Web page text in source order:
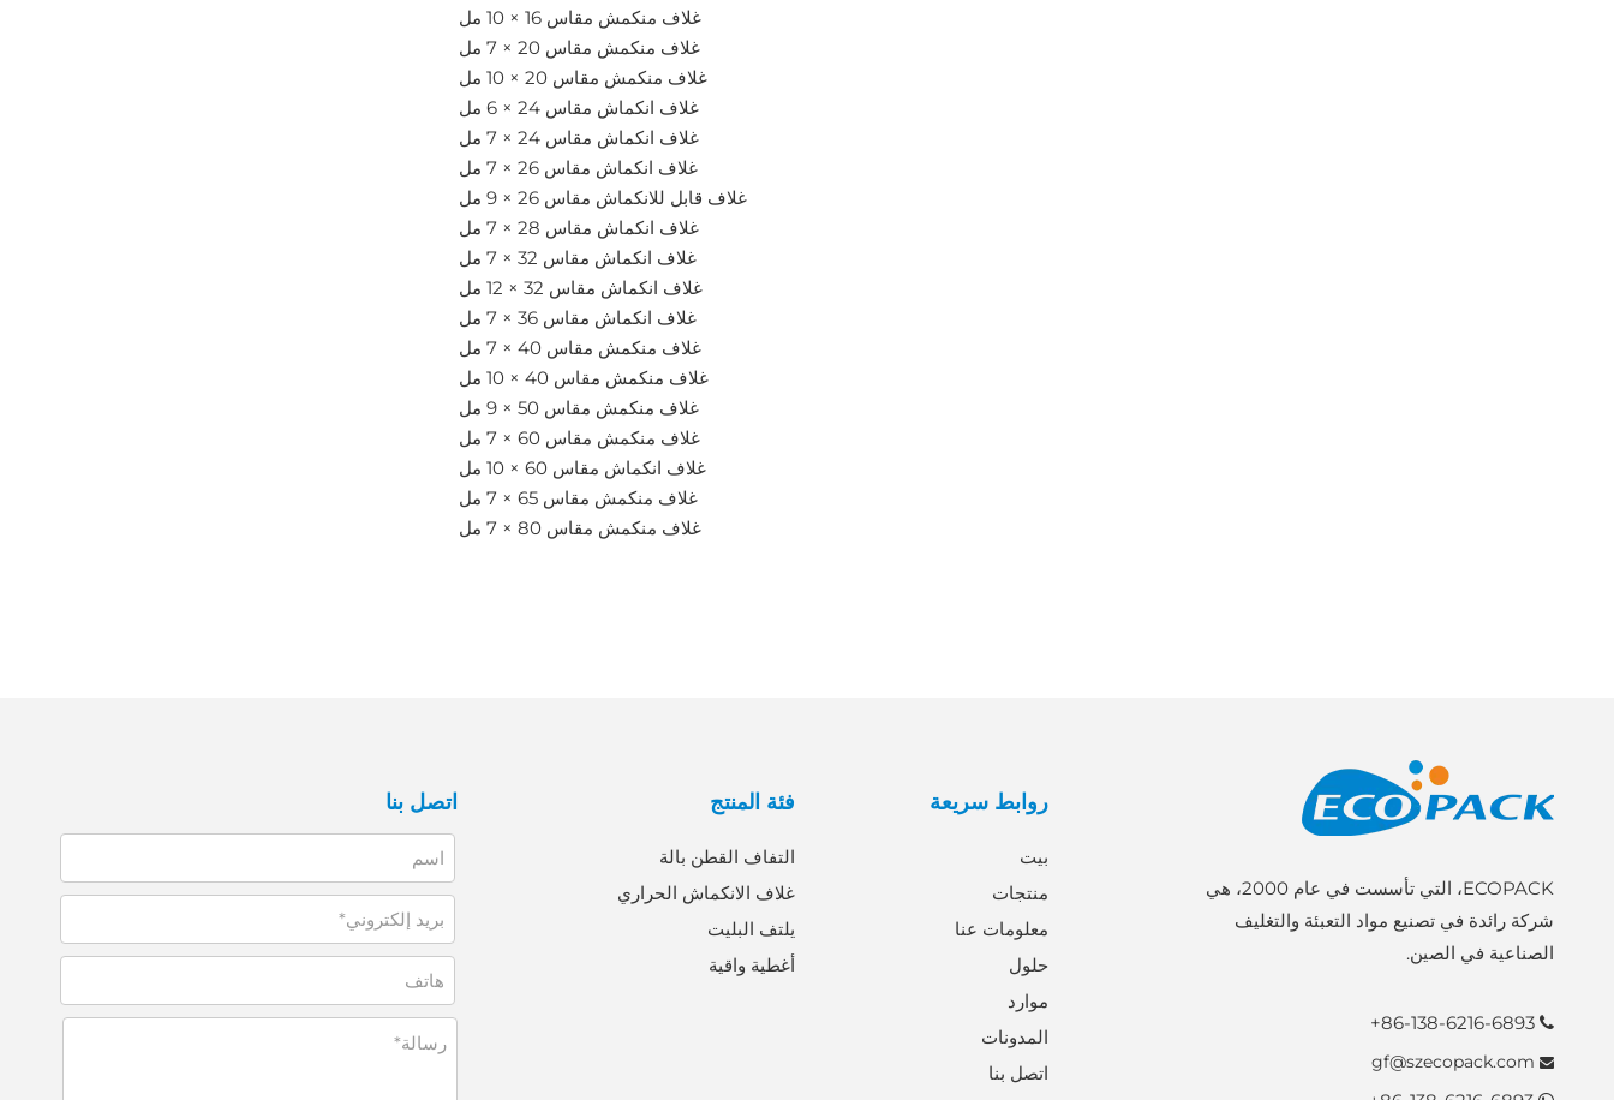
غلاف منكمش مقاس 16 × 10 مل
غلاف منكمش مقاس 20 × 7 مل
غلاف منكمش مقاس 20 × 10 مل
غلاف انكماش مقاس 24 × 6 مل
غلاف انكماش مقاس 24 × 7 مل
غلاف انكماش مقاس 26 × 7 مل
غلاف قابل للانكماش مقاس 26 × 9 مل
غلاف انكماش مقاس 28 × 7 مل
غلاف انكماش مقاس 32 × 7 مل
غلاف انكماش مقاس 32 × 12 مل
غلاف انكماش مقاس 36 × 7 مل
غلاف منكمش مقاس 40 × 7 مل
غلاف منكمش مقاس 40 × 10 مل
غلاف منكمش مقاس 50 × 9 مل
غلاف منكمش مقاس 60 × 7 مل
غلاف انكماش مقاس 60 × 10 مل
غلاف منكمش مقاس 65 × 7 مل
غلاف منكمش مقاس 80 × 7 مل
ECOPACK، التي تأسست في عام 2000، هي
شركة رائدة في تصنيع مواد التعبئة والتغليف
الصناعية في الصين.


gf@szecopack.com
روابط سريعة
بيت
منتجات
معلومات عنا
حلول
موارد
المدونات
اتصل بنا
فئة المنتج
التفاف القطن بالة
غلاف الانكماش الحراري
يلتف البليت
أغطية واقية
اتصل بنا